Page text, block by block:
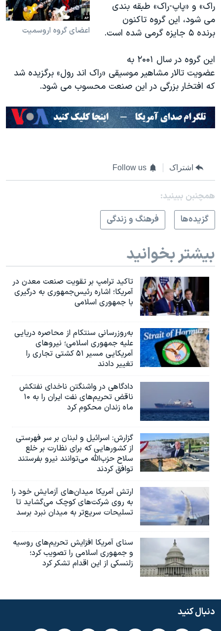
اعضای گروه اروسمیت
راک» و «پاپ-راک» طبقه بندی
می شود، این گروه تاکنون
برنده ۵ جایزه گرمی شده است.
این گروه در سال ۲۰۰۱ به
عضویت تالار مشاهیر موسیقی «راک اند رول» برگزیده شد
که افتخار بزرگی در این صنعت محسوب می شود.
اشتراک Follow us
همچنبن ببینید:
گزيده‌ها
فرهنگ و زندگی
بیشتر بخوانید
تاکید ترامپ بر تقویت صنعت معدن در
آمریکا؛ اشاره رئیس‌جمهوری به درگیری
با جمهوری اسلامی
به‌روزرسانی سنتکام از محاصره دریایی
علیه جمهوری اسلامی؛ نیروهای
آمریکایی مسیر ۵۱ کشتی تجاری را
تغییر دادند
دادگاهی در واشنگتن ناخدای نفتکش
ناقض تحریم‌های نفت ایران را به ۱۰
ماه زندان محکوم کرد
گزارش‌: اسرائيل و لبنان بر سر فهرستی
از کشورهایی که برای نظارت بر خلع
سلاح حزب‌الله می‌توانند نیرو بفرستند
توافق کردند
ارتش آمریکا میدان‌های آزمایش خود را
به روی شرکت‌های کوچک می‌گشاید تا
تسلیحات سریع‌تر به میدان نبرد برسد
سنای آمریکا افزایش تحریم‌های روسیه
و جمهوری اسلامی را تصویب کرد؛
زلنسکی از این اقدام تشکر کرد
دنبال کنید